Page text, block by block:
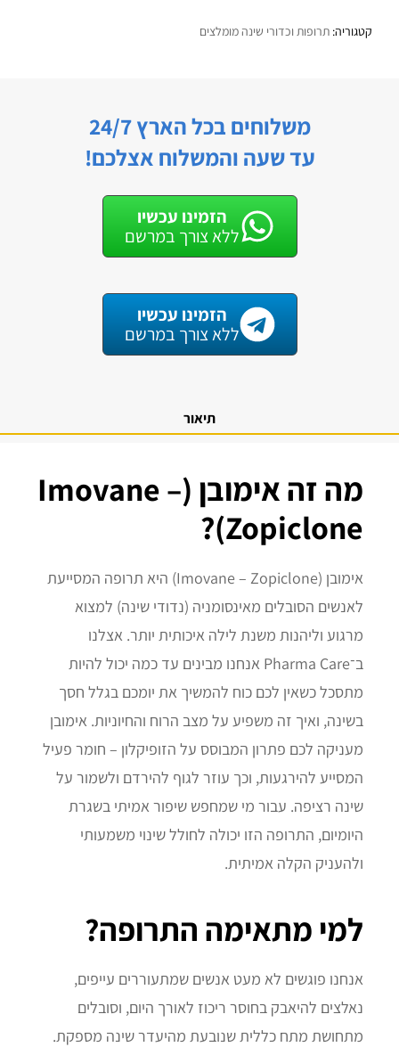
קטגוריה:תרופות וכדורי שינה מומלצים
משלוחים בכל הארץ 24/7
עד שעה והמשלוח אצלכם!
הזמינו עכשיו
ללא צורך במרשם
הזמינו עכשיו
ללא צורך במרשם
תיאור
מה זה אימובן (Imovane –
Zopiclone)?
אימובן (Imovane – Zopiclone) היא תרופה המסייעת
לאנשים הסובלים מאינסומניה (נדודי שינה) למצוא
מרגוע וליהנות משנת לילה איכותית יותר. אצלנו
ב־Pharma Care אנחנו מבינים עד כמה יכול להיות
מתסכל כשאין לכם כוח להמשיך את יומכם בגלל חסך
בשינה, ואיך זה משפיע על מצב הרוח והחיוניות. אימובן
מעניקה לכם פתרון המבוסס על הזופיקלון – חומר פעיל
המסייע להירגעות, וכך עוזר לגוף להירדם ולשמור על
שינה רציפה. עבור מי שמחפש שיפור אמיתי בשגרת
היומיום, התרופה הזו יכולה לחולל שינוי משמעותי
ולהעניק הקלה אמיתית.
למי מתאימה התרופה?
אנחנו פוגשים לא מעט אנשים שמתעוררים עייפים,
נאלצים להיאבק בחוסר ריכוז לאורך היום, וסובלים
מתחושת מתח כללית שנובעת מהיעדר שינה מספקת.